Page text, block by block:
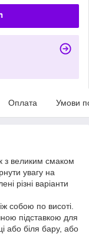
Оплата Умови
з великим смаком
увагу на
різні варіанти
собою по висоті.
підставкою для
або біля бару, або